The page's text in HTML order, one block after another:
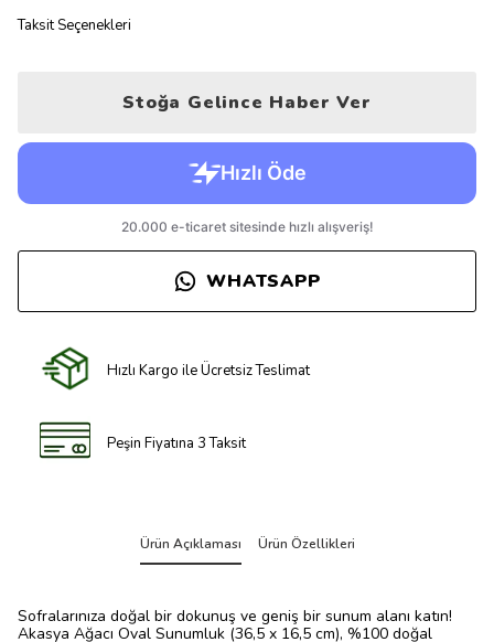
Taksit Seçenekleri
Stoğa Gelince Haber Ver
WHATSAPP
Hızlı Kargo ile Ücretsiz Teslimat
Peşin Fiyatına 3 Taksit
Ürün Açıklaması Ürün Özellikleri
Sofralarınıza doğal bir dokunuş ve geniş bir sunum alanı katın!
Akasya Ağacı Oval Sunumluk (36,5 x 16,5 cm), %100 doğal